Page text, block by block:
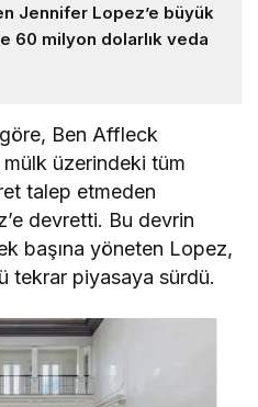
Jennifer Lopez’e büyük
60 milyon dolarlık veda
göre, Ben Affleck
üzerindeki tüm
talep etmeden
devretti. Bu devrin
başına yöneten Lopez,
tekrar piyasaya sürdü.